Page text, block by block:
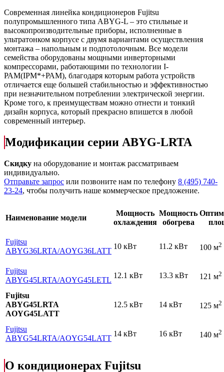
Современная линейка кондиционеров Fujitsu
полупромышленного типа ABYG-L – это стильные и
высокопроизводительные приборы, исполненные в
ультратонком корпусе с двумя вариантами осуществления
монтажа – напольным и подпотолочным. Все модели
семейства оборудованы мощными инверторными
компрессорами, работающими по технологии I-
РАМ(IРМ*+РАМ), благодаря которым работа устройств
отличается еще большей стабильностью и эффективностью
при незначительном потреблении электрической энергии.
Кроме того, к преимуществам можно отнести и тонкий
дизайн корпуса, который прекрасно впишется в любой
современный интерьер.
Модификации серии ABYG-LRTA
Скидку на оборудование и монтаж рассматриваем
индивидуально.
Отправьте запрос или позвоните нам по телефону 8 (495) 740-
23-24, чтобы получить наше коммерческое предложение.
Наименование модели
Мощность
охлаждения
Мощность
обогрева
Fujitsu
ABYG36LRTA/AOYG36LATT
10 кВт 11.2 кВт 100 м2
Fujitsu
ABYG45LRTA/AOYG45LETL
12.1 кВт 13.3 кВт 121 м2
Fujitsu
ABYG45LRTA
AOYG45LATT
12.5 кВт 14 кВт 125 м2
Fujitsu
ABYG54LRTA/AOYG54LATT
14 кВт 16 кВт 140 м2
О кондиционерах Fujitsu